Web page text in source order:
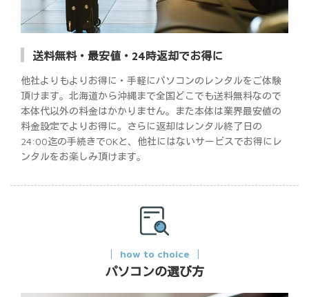
送料無料・最安値・24時返却でお得に
他社よりもよりお得に・手軽にパソコンのレンタルをご体験
頂けます。北海道から沖縄まで全国どこでも送料無料なので
本体代以外の料金はかかりません。また本体は業界最安値の
料金設定でよりお得に。さらに返却はレンタル終了日の
24:00迄の手続きでOKと、他社にはないサービスでお得にレ
ンタルをお楽しみ頂けます。
how to choice
パソコンの選び方